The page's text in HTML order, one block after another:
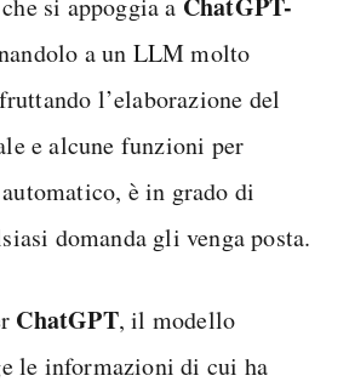
che si appoggia a
a un LLM molto
l’elaborazione del
e alcune funzioni per
è in grado di
domanda gli venga posta.
ChatGPT, il modello
le informazioni di cui ha